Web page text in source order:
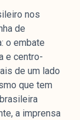
nos
de
o embate
e centro-
de um lado
que tem
a imprensa